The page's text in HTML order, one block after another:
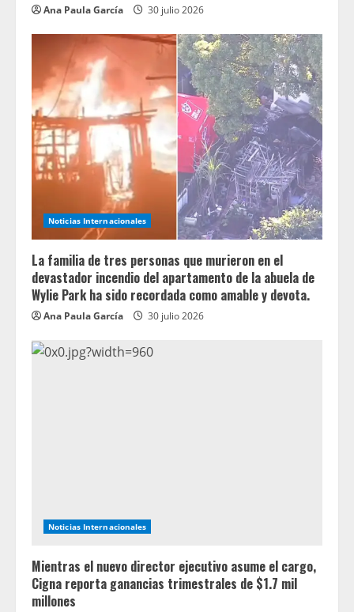
Ana Paula García 30 julio 2026
Noticias Internacionales
La familia de tres personas que murieron en el
devastador incendio del apartamento de la abuela de
Wylie Park ha sido recordada como amable y devota.
Ana Paula García 30 julio 2026
Noticias Internacionales
Mientras el nuevo director ejecutivo asume el cargo,
Cigna reporta ganancias trimestrales de $1.7 mil
millones